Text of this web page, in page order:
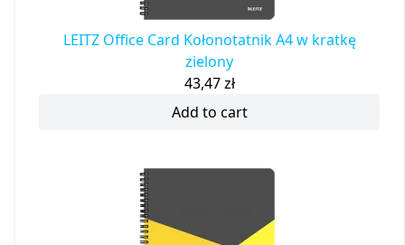
LEITZ Office Card Kołonotatnik A4 w kratkę
zielony
43,47zł
Add to cart